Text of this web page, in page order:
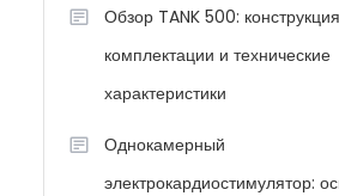
Обзор TANK 500:
комплектации и технические
характеристики
Однокамерный
электрокардиостимулятор: